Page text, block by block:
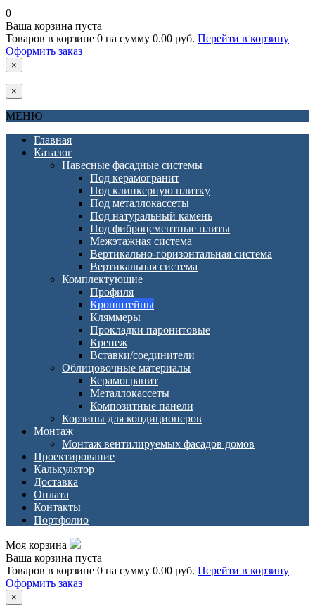
0
Ваша корзина пуста
Товаров в корзине 0 на сумму 0.00 руб. Перейти в корзину
Оформить заказ
×
×
МЕНЮ
Главная
Каталог
Навесные фасадные системы
Под керамогранит
Под клинкерную плитку
Под металлокассеты
Под натуральный камень
Под фиброцементные плиты
Межэтажная система
Вертикально-горизонтальная система
Вертикальная система
Комплектующие
Профиля
Кронштейны
Кляммеры
Прокладки паронитовые
Крепеж
Вставки/соединители
Облицовочные материалы
Керамогранит
Металлокассеты
Композитные панели
Корзины для кондиционеров
Монтаж
Монтаж вентилируемых фасадов домов
Проектирование
Калькулятор
Доставка
Оплата
Контакты
Портфолио
Моя корзина
Ваша корзина пуста
Товаров в корзине 0 на сумму 0.00 руб. Перейти в корзину
Оформить заказ
×